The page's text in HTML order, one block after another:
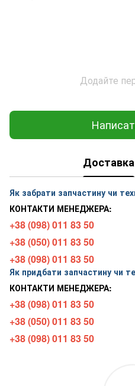
Додайте
Доставка
Як забрати запчастину чи
КОНТАКТИ МЕНЕДЖЕРА:
+38 (098) 011 83 50
+38 (050) 011 83 50
+38 (098) 011 83 50
Як придбати запчастину чи
КОНТАКТИ МЕНЕДЖЕРА:
+38 (098) 011 83 50
+38 (050) 011 83 50
+38 (098) 011 83 50